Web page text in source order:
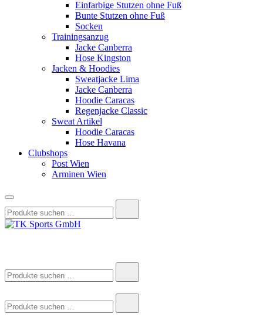
Einfarbige Stutzen ohne Fuß
Bunte Stutzen ohne Fuß
Socken
Trainingsanzug
Jacke Canberra
Hose Kingston
Jacken & Hoodies
Sweatjacke Lima
Jacke Canberra
Hoodie Caracas
Regenjacke Classic
Sweat Artikel
Hoodie Caracas
Hose Havana
Clubshops
Post Wien
Arminen Wien
nach:
nach:
nach: